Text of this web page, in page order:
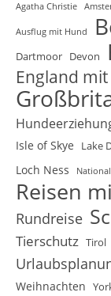
Agatha Christie
Ausflug mit Hund
Dartmoor Devon
England
Isle of Skye Lake
Loch Ness
Reisen
Rundreise
Tierschutz Tirol
Weihnachten